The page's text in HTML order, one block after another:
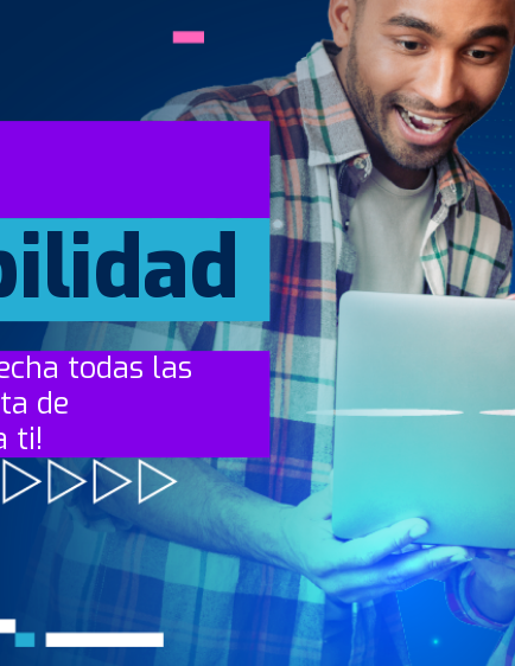
todas las
de
ti!